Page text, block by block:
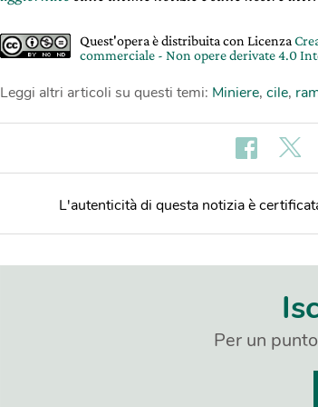
Quest'opera è distribuita con Licenza
commerciale - Non opere derivate 4.0
Leggi altri articoli su questi temi: Miniere, cile,
L'autenticità di questa notizia è
Per un